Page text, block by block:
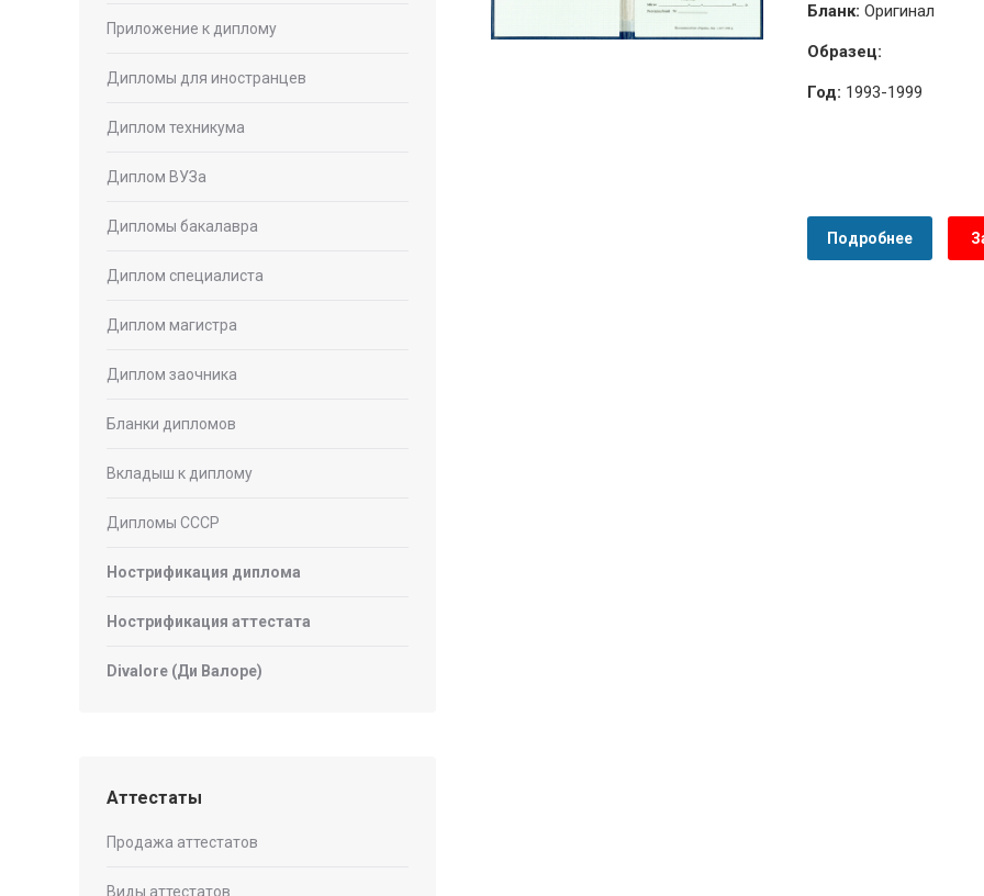
Бланк: Оригинал
Образец:
Год: 1993-1999
Подробнее
Приложение к диплому
Дипломы для иностранцев
Диплом техникума
Диплом ВУЗа
Дипломы бакалавра
Диплом специалиста
Диплом магистра
Диплом заочника
Бланки дипломов
Вкладыш к диплому
Дипломы СССР
Нострификация диплома
Нострификация аттестата
Divalore (Ди Валоре)
Аттестаты
Продажа аттестатов
Виды аттестатов